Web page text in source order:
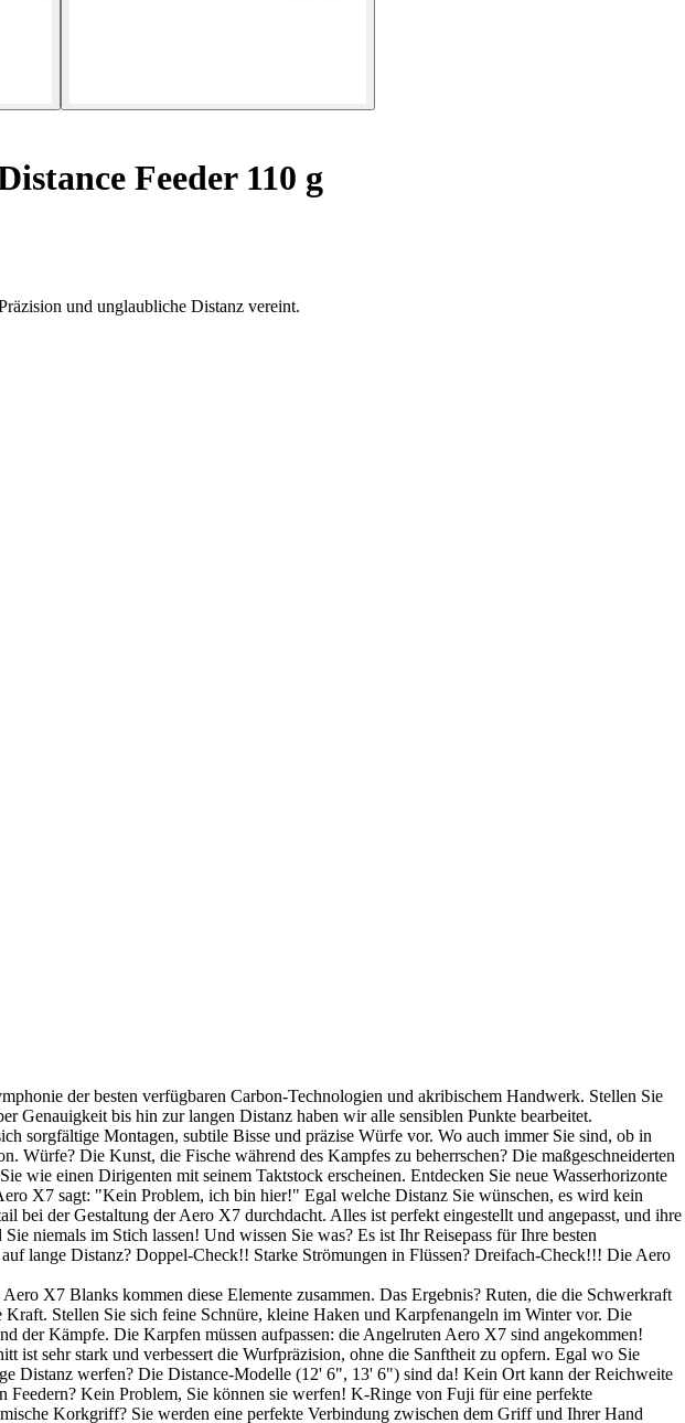
Feeder 110 g
und unglaubliche Distanz vereint.
der besten verfügbaren Carbon-Technologien und akribischem Handwerk. Stellen Sie
Genauigkeit bis hin zur langen Distanz haben wir alle sensiblen Punkte bearbeitet.
sorgfältige Montagen, subtile Bisse und präzise Würfe vor. Wo auch immer Sie sind, ob in
Würfe? Die Kunst, die Fische während des Kampfes zu beherrschen? Die maßgeschneiderten
einen Dirigenten mit seinem Taktstock erscheinen. Entdecken Sie neue Wasserhorizonte
X7 sagt: "Kein Problem, ich bin hier!" Egal welche Distanz Sie wünschen, es wird kein
der Gestaltung der Aero X7 durchdacht. Alles ist perfekt eingestellt und angepasst, und ihre
niemals im Stich lassen! Und wissen Sie was? Es ist Ihr Reisepass für Ihre besten
lange Distanz? Doppel-Check!! Starke Strömungen in Flüssen? Dreifach-Check!!! Die Aero
X7 Blanks kommen diese Elemente zusammen. Das Ergebnis? Ruten, die die Schwerkraft
Stellen Sie sich feine Schnüre, kleine Haken und Karpfenangeln im Winter vor. Die
der Kämpfe. Die Karpfen müssen aufpassen: die Angelruten Aero X7 sind angekommen!
ist sehr stark und verbessert die Wurfpräzision, ohne die Sanftheit zu opfern. Egal wo Sie
Distanz werfen? Die Distance-Modelle (12' 6", 13' 6") sind da! Kein Ort kann der Reichweite
Kein Problem, Sie können sie werfen! K-Ringe von Fuji für eine perfekte
Korkgriff? Sie werden eine perfekte Verbindung zwischen dem Griff und Ihrer Hand